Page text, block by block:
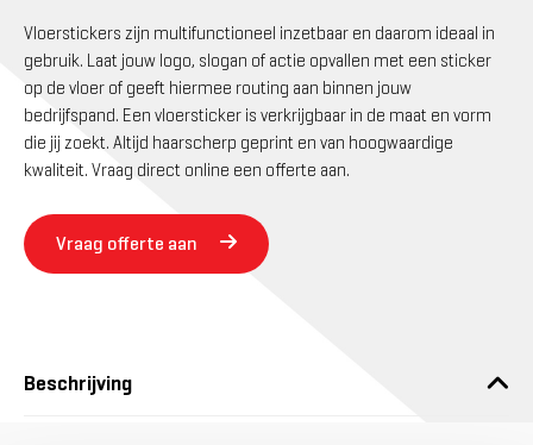
Vloerstickers zijn multifunctioneel inzetbaar en daarom ideaal in
gebruik. Laat jouw logo, slogan of actie opvallen met een sticker
op de vloer of geeft hiermee routing aan binnen jouw
bedrijfspand. Een vloersticker is verkrijgbaar in de maat en vorm
die jij zoekt. Altijd haarscherp geprint en van hoogwaardige
kwaliteit. Vraag direct online een offerte aan.
Vraag offerte aan
Beschrijving